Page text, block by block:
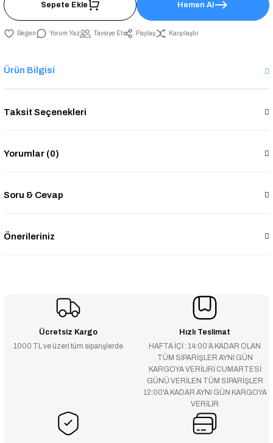
Sepete Ekle Hemen Al
Yorum Yaz Tavsiye Et Paylaş Karşılaştır
Ürün Bilgisi
Taksit Seçenekleri
Yorumlar (0)
Soru & Cevap
Önerileriniz
Ücretsiz Kargo
1000 TL ve üzeri tüm siparişlerde
Hızlı Teslimat
HAFTA İÇİ : 14:00’A KADAR OLAN
TÜM SİPARİŞLER AYNI GÜN
KARGOYA VERİLİRİ CUMARTESİ
GÜNÜ VERİLEN TÜM SİPARİŞLER
12:00'A KADAR AYNI GÜN KARGOYA
VERİLİR